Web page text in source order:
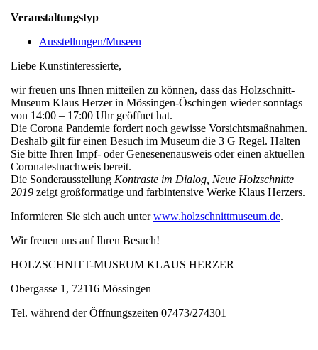
Veranstaltungstyp
Ausstellungen/Museen
Liebe Kunstinteressierte,
wir freuen uns Ihnen mitteilen zu können, dass das Holzschnitt-
Museum Klaus Herzer in Mössingen-Öschingen wieder sonntags
von 14:00 – 17:00 Uhr geöffnet hat.
Die Corona Pandemie fordert noch gewisse Vorsichtsmaßnahmen.
Deshalb gilt für einen Besuch im Museum die 3 G Regel. Halten
Sie bitte Ihren Impf- oder Genesenenausweis oder einen aktuellen
Coronatestnachweis bereit.
Die Sonderausstellung Kontraste im Dialog, Neue Holzschnitte
2019 zeigt großformatige und farbintensive Werke Klaus Herzers.
Informieren Sie sich auch unterwww.holzschnittmuseum.de.
Wir freuen uns auf Ihren Besuch!
HOLZSCHNITT-MUSEUM KLAUS HERZER
Obergasse 1, 72116 Mössingen
Tel. während der Öffnungszeiten 07473/274301